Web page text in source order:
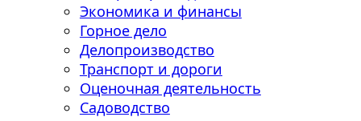
Экономика и финансы
Горное дело
Делопроизводство
Транспорт и дороги
Оценочная деятельность
Садоводство